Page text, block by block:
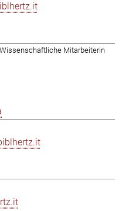
Mitarbeiterin